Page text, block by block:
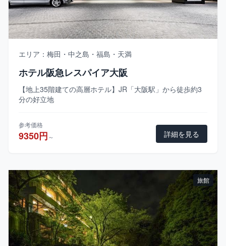
エリア：梅田・中之島・福島・天満
ホテル阪急レスパイア大阪
【地上35階建ての高層ホテル】JR「大阪駅」から徒歩約3
分の好立地
参考価格
9350円～ 詳細を見る
旅館